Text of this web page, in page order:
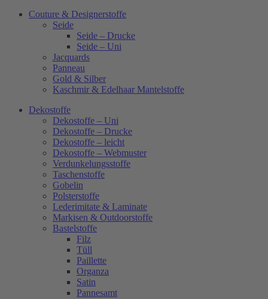
Couture & Designerstoffe
Seide
Seide – Drucke
Seide – Uni
Jacquards
Panneau
Gold & Silber
Kaschmir & Edelhaar Mantelstoffe
Dekostoffe
Dekostoffe – Uni
Dekostoffe – Drucke
Dekostoffe – leicht
Dekostoffe – Webmuster
Verdunkelungsstoffe
Taschenstoffe
Gobelin
Polsterstoffe
Lederimitate & Laminate
Markisen & Outdoorstoffe
Bastelstoffe
Filz
Tüll
Paillette
Organza
Satin
Pannesamt